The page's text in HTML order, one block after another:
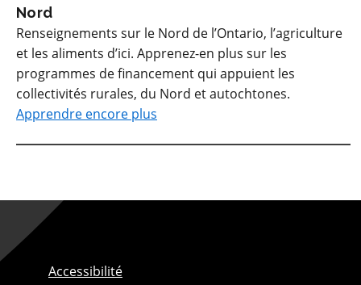
Nord
Renseignements sur le Nord de l’Ontario, l’agriculture
et les aliments d’ici. Apprenez-en plus sur les
programmes de financement qui appuient les
collectivités rurales, du Nord et autochtones.
Apprendre encore plus
Accessibilité